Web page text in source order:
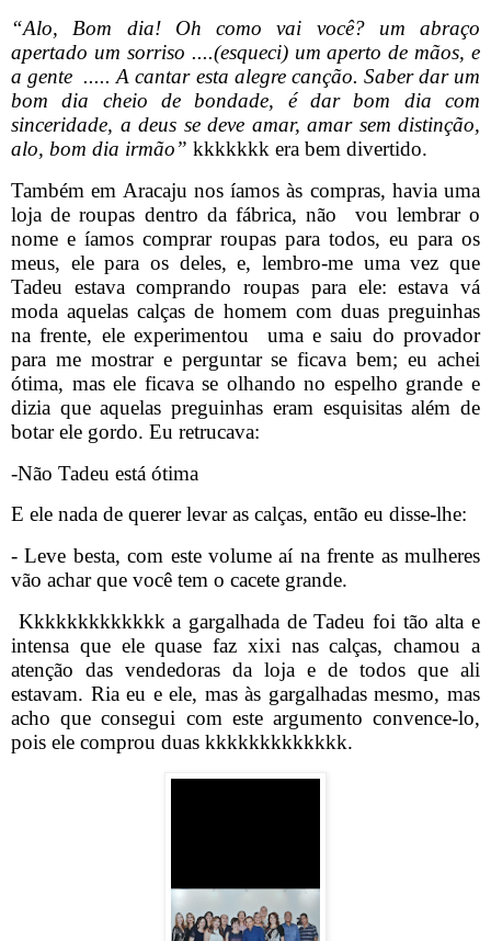
“Alo, Bom dia! Oh como vai você? um abraço
apertado um sorriso ....(esqueci) um aperto de mãos, e
a gente ..... A cantar esta alegre canção. Saber dar um
bom dia cheio de bondade, é dar bom dia com
sinceridade, a deus se deve amar, amar sem distinção,
alo, bom dia irmão” kkkkkkk era bem divertido.
Também em Aracaju nos íamos às compras, havia uma
loja de roupas dentro da fábrica, não
vou lembrar o
nome e íamos comprar roupas para todos, eu para os
meus, ele para os deles, e, lembro-me uma vez que
Tadeu estava comprando roupas para ele: estava vá
moda aquelas calças de homem com duas preguinhas
na frente, ele experimentou
uma e saiu do provador
para me mostrar e perguntar se ficava bem; eu achei
ótima, mas ele ficava se olhando no espelho grande e
dizia que aquelas preguinhas eram esquisitas além de
botar ele gordo. Eu retrucava:
-Não Tadeu está ótima
E ele nada de querer levar as calças, então eu disse-lhe:
- Leve besta, com este volume aí na frente as mulheres
vão achar que você tem o cacete grande.
Kkkkkkkkkkkkk a gargalhada de Tadeu foi tão alta e
intensa que ele quase faz xixi nas calças, chamou a
atenção das vendedoras da loja e de todos que ali
estavam. Ria eu e ele, mas às gargalhadas mesmo, mas
acho que consegui com este argumento convence-lo,
pois ele comprou duas kkkkkkkkkkkkk.